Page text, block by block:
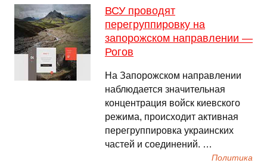
ВСУ проводят
перегруппировку на
запорожском направлении —
Рогов
На Запорожском направлении
наблюдается значительная
концентрация войск киевского
режима, происходит активная
перегруппировка украинских
частей и соединений. …
Политика